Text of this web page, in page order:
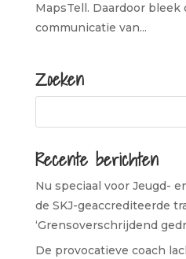
MapsTell. Daardoor
communicatie van...
Zoeken
Recente berichten
Nu speciaal voor Jeugd-
de SKJ-geaccrediteerde
‘Grensoverschrijdend
De provocatieve coach